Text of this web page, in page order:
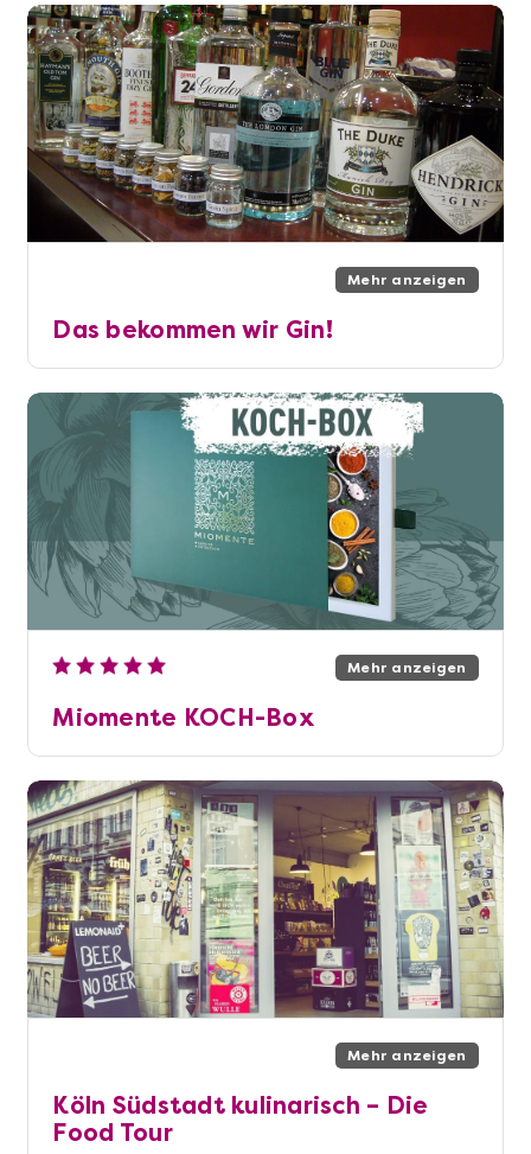
Mehr anzeigen
Das bekommen wir Gin!
Mehr anzeigen
Miomente KOCH-Box
Mehr anzeigen
Köln Südstadt kulinarisch – Die
Food Tour